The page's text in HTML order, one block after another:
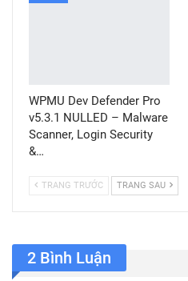
WPMU Dev Defender Pro
v5.3.1 NULLED – Malware
Scanner, Login Security
&…
TRANG TRƯỚC TRANG SAU
2 Bình Luận